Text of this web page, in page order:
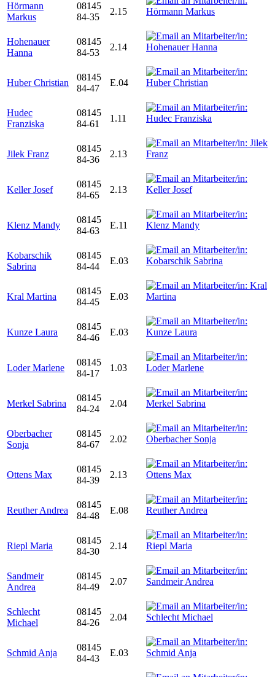
Hörmann
Markus
08145
84-35
2.15
Hohenauer
Hanna
08145
84-53
2.14
Huber Christian
08145
84-47
E.04
Hudec
Franziska
08145
84-61
1.11
Jilek Franz
08145
84-36
2.13
Keller Josef
08145
84-65
2.13
Klenz Mandy
08145
84-63
E.11
Kobarschik
Sabrina
08145
84-44
E.03
Kral Martina
08145
84-45
E.03
Kunze Laura
08145
84-46
E.03
Loder Marlene
08145
84-17
1.03
Merkel Sabrina
08145
84-24
2.04
Oberbacher
Sonja
08145
84-67
2.02
Ottens Max
08145
84-39
2.13
Reuther Andrea
08145
84-48
E.08
Riepl Maria
08145
84-30
2.14
Sandmeir
Andrea
08145
84-49
2.07
Schlecht
Michael
08145
84-26
2.04
Schmid Anja
08145
84-43
E.03